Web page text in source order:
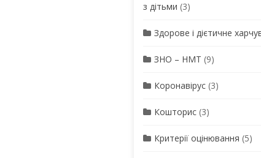
з дітьми (3)
Здорове і дієтичне
ЗНО – НМТ (9)
Коронавірус(3)
Кошторис(3)
Критерії оцінювання (5)